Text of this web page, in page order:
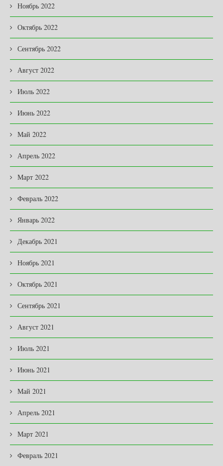
Ноябрь 2022
Октябрь 2022
Сентябрь 2022
Август 2022
Июль 2022
Июнь 2022
Май 2022
Апрель 2022
Март 2022
Февраль 2022
Январь 2022
Декабрь 2021
Ноябрь 2021
Октябрь 2021
Сентябрь 2021
Август 2021
Июль 2021
Июнь 2021
Май 2021
Апрель 2021
Март 2021
Февраль 2021